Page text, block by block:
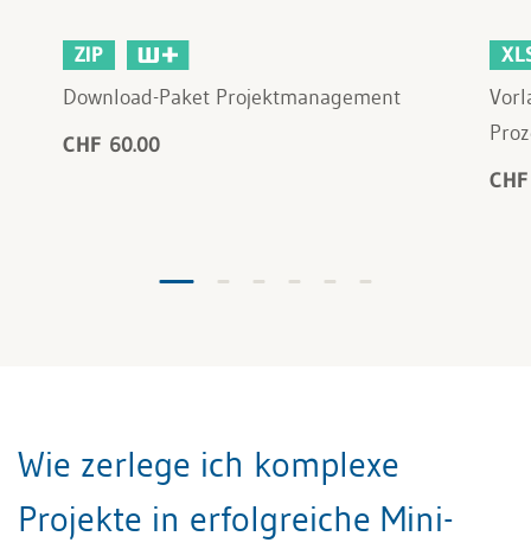
ZIP
Download-Paket Projektmanagement
CHF 60.00
Wie zerlege ich komplexe
Projekte in erfolgreiche Mini-